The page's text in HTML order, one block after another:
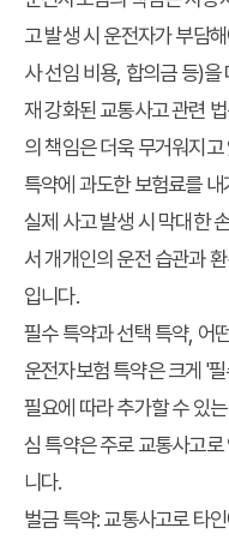
고 발생 시 운전자가 부담
사 선임 비용, 합의금 등)
재 강화된 교통사고 관련
의 책임은 더욱 무거워지
특약에 과도한 보험료를
실제 사고 발생 시 막대한
서 개개인의 운전 습관과
입니다.
필수 특약과 선택 특약, 어
운전자보험 특약은 크게 '
필요에 따라 추가할 수 있
심 특약은 주로 교통사고
니다.
벌금 특약:교통사고로 타